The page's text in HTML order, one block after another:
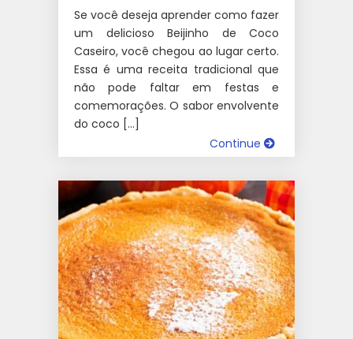
Se você deseja aprender como fazer
um delicioso Beijinho de Coco
Caseiro, você chegou ao lugar certo.
Essa é uma receita tradicional que
não pode faltar em festas e
comemorações. O sabor envolvente
do coco […]
Continue